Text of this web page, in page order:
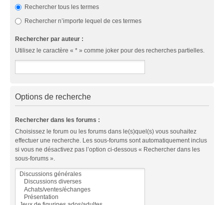
Rechercher tous les termes
Rechercher n’importe lequel de ces termes
Rechercher par auteur :
Utilisez le caractère « * » comme joker pour des recherches partielles.
Options de recherche
Rechercher dans les forums :
Choisissez le forum ou les forums dans le(s)quel(s) vous souhaitez
effectuer une recherche. Les sous-forums sont automatiquement inclus
si vous ne désactivez pas l’option ci-dessous « Rechercher dans les
sous-forums ».